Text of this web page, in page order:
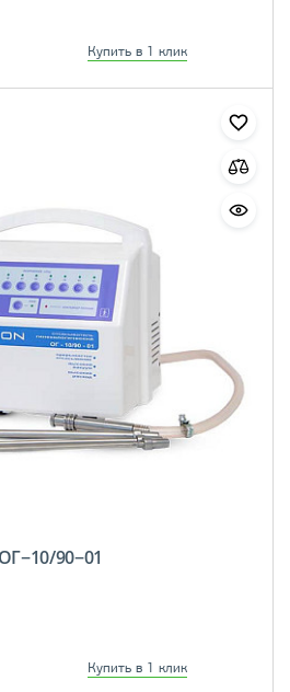
Купить в 1 клик
90−01
Купить в 1 клик